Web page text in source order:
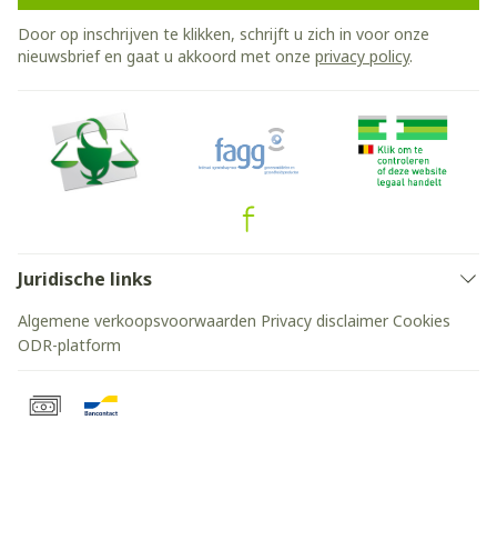
Door op inschrijven te klikken, schrijft u zich in voor onze
nieuwsbrief en gaat u akkoord met onze privacy policy.
Juridische links
Algemene verkoopsvoorwaarden Privacy disclaimer Cookies
ODR-platform